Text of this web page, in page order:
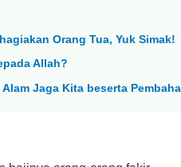
Orang Tua, Yuk Simak!
Allah?
Jaga Kita beserta